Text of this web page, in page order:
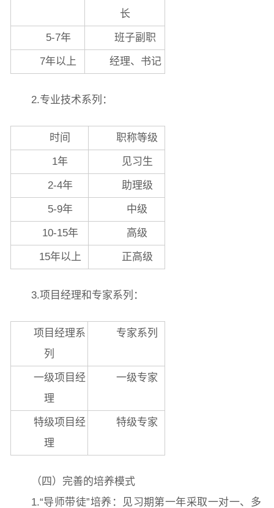
长
5-7年 班子副职
7年以上 经理、书记
2.专业技术系列：
时间 职称等级
1年 见习生
2-4年 助理级
5-9年 中级
10-15年 高级
15年以上 正高级
3.项目经理和专家系列：
项目经理系
列
专家系列
一级项目经
理
一级专家
特级项目经
理
特级专家
（四）完善的培养模式
1.“导师带徒”培养：见习期第一年采取一对一、多